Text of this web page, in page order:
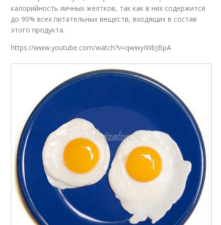
калорийность яичных желтков, так как в них содержится
до 90% всех питательных веществ, входящих в состав
этого продукта.
https://www.youtube.com/watch?v=qwwyIWbJBpA